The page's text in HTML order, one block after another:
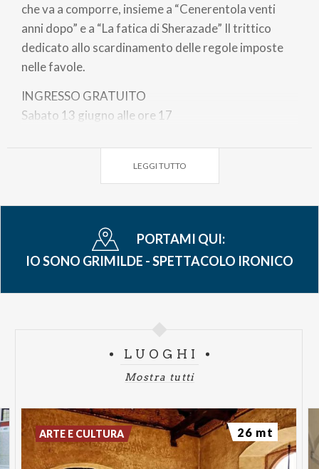
che va a comporre, insieme a “Cenerentola venti
anni dopo” e a “La fatica di Sherazade” Il trittico
dedicato allo scardinamento delle regole imposte
nelle favole.
INGRESSO GRATUITO
Sabato 13 giugno alle ore 17
LEGGI TUTTO
PORTAMI QUI:
IO SONO GRIMILDE - SPETTACOLO IRONICO
LUOGHI
Mostra tutti
ARTE E CULTURA 26 mt